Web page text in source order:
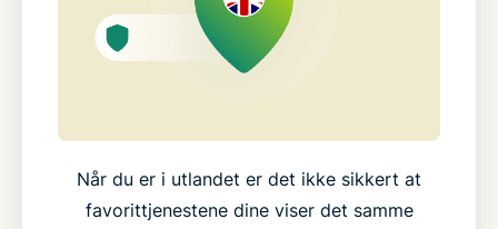
Når du er i utlandet er det ikke sikkert at
favorittjenestene dine viser det samme